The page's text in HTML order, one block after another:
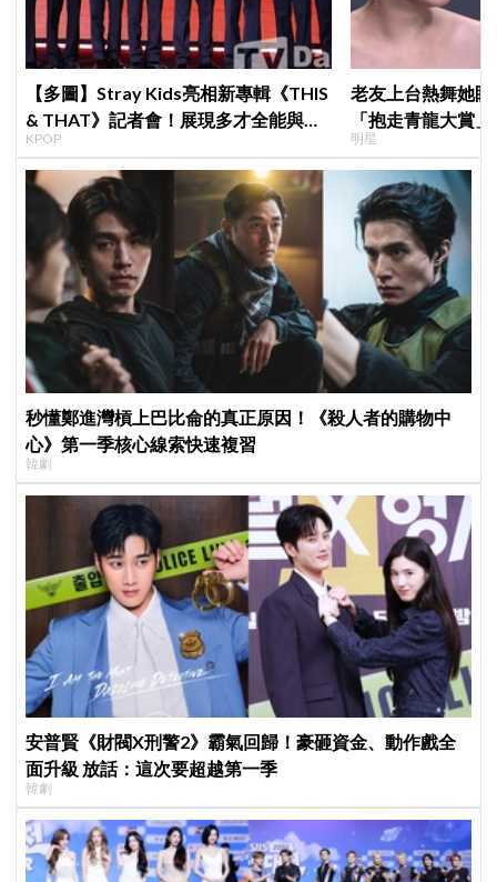
【多圖】Stray Kids亮相新專輯《THIS
& THAT》記者會！展現多才全能與滿
滿自信，預告「以熱治熱」炸裂夏日音
樂圈
KPOP
老友上台熱舞她
「抱走青龍大賞
「呀！」真情流
明星
秒懂鄭進灣槓上巴比侖的真正原因！《殺人者的購物中
心》第一季核心線索快速複習
韓劇
安普賢《財閥X刑警2》霸氣回歸！豪砸資金、動作戲全
面升級 放話：這次要超越第一季
韓劇